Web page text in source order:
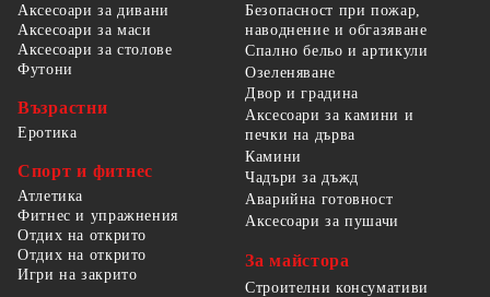
Аксесоари за дивани
Аксесоари за маси
Аксесоари за столове
Футони
Възрастни
Еротика
Спорт и фитнес
Атлетика
Фитнес и упражнения
Отдих на открито
Отдих на открито
Игри на закрито
Безопасност при пожар,
наводнение и обгазяване
Спално бельо и артикули
Озеленяване
Двор и градина
Аксесоари за камини и
печки на дърва
Камини
Чадъри за дъжд
Аварийна готовност
Аксесоари за пушачи
За майстора
Строителни консумативи